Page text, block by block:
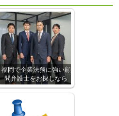
福岡で企業法務に強い顧
問弁護士をお探しなら